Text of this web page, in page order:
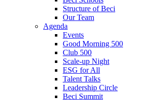
Structure of Beci
Our Team
Agenda
Events
Good Morning 500
Club 500
Scale-up Night
ESG for All
Talent Talks
Leadership Circle
Beci Summit